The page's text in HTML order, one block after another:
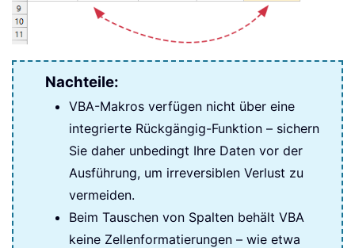
Nachteile:
VBA-Makros verfügen nicht über eine
integrierte Rückgängig-Funktion – sichern
Sie daher unbedingt Ihre Daten vor der
Ausführung, um irreversiblen Verlust zu
vermeiden.
Beim Tauschen von Spalten behält VBA
keine Zellenformatierungen – wie etwa